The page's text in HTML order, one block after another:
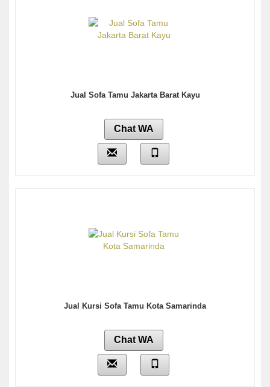
Jual Sofa Tamu Jakarta Barat Kayu
Chat WA
Jual Kursi Sofa Tamu Kota Samarinda
Chat WA